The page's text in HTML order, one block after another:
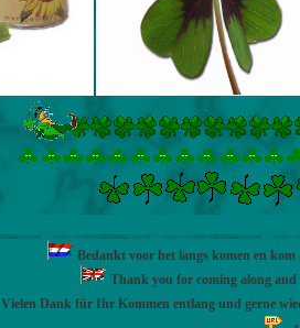
Bedankt voor het langs komen en
Thank you for coming along and
Vielen Dank für Ihr Kommen entlang und gerne